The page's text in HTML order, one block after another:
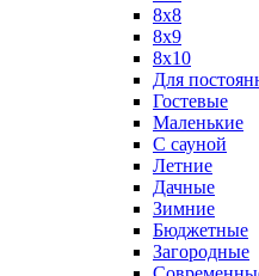
8х8
8х9
8х10
Для
Гостевые
Маленькие
С сауной
Летние
Дачные
Зимние
Бюджетные
Загородные